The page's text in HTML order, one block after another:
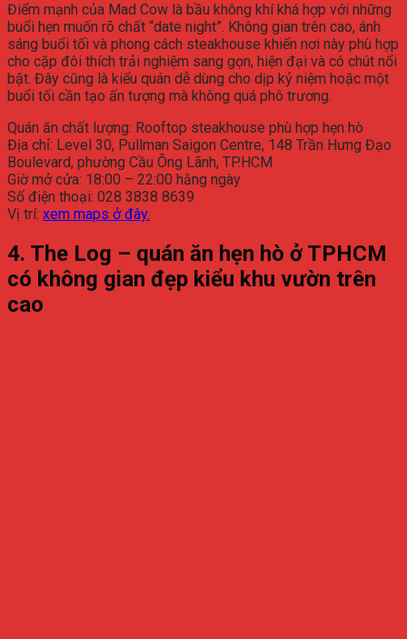
Điểm mạnh của Mad Cow là bầu không khí khá hợp với những
buổi hẹn muốn rõ chất “date night”. Không gian trên cao, ánh
sáng buổi tối và phong cách steakhouse khiến nơi này phù hợp
cho cặp đôi thích trải nghiệm sang gọn, hiện đại và có chút nổi
bật. Đây cũng là kiểu quán dễ dùng cho dịp kỷ niệm hoặc một
buổi tối cần tạo ấn tượng mà không quá phô trương.
Quán ăn chất lượng: Rooftop steakhouse phù hợp hẹn hò
Địa chỉ: Level 30, Pullman Saigon Centre, 148 Trần Hưng Đạo
Boulevard, phường Cầu Ông Lãnh, TP.HCM
Giờ mở cửa: 18:00 – 22:00 hằng ngày
Số điện thoại: 028 3838 8639
Vị trí: xem maps ở đây.
4. The Log – quán ăn hẹn hò ở TPHCM
có không gian đẹp kiểu khu vườn trên
cao